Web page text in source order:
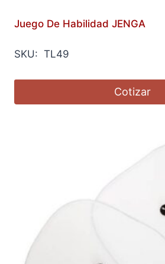
Juego De Habilidad JENGA
SKU: TL49
Cotizar